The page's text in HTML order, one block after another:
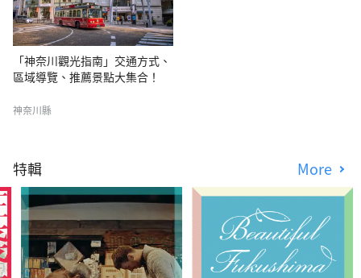
「神奈川觀光指南」交通方式、
區域導覽、推薦景點大集合！
神奈川縣
特輯 More